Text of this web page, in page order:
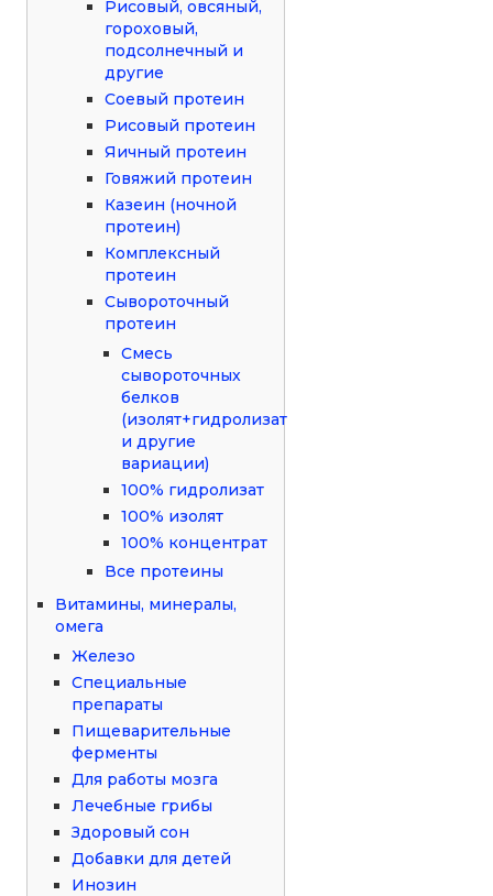
Рисовый, овсяный,
гороховый,
подсолнечный и
другие
Соевый протеин
Рисовый протеин
Яичный протеин
Говяжий протеин
Казеин (ночной
протеин)
Комплексный
протеин
Сывороточный
протеин
Смесь
сывороточных
белков
(изолят+гидролизат
и другие
вариации)
100% гидролизат
100% изолят
100% концентрат
Все протеины
Витамины, минералы,
омега
Железо
Специальные
препараты
Пищеварительные
ферменты
Для работы мозга
Лечебные грибы
Здоровый сон
Добавки для детей
Инозин